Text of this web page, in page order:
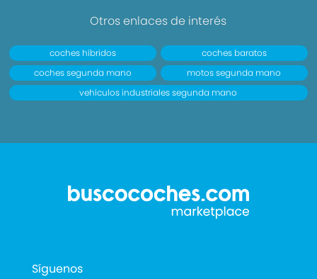
Otros enlaces de interés
coches híbridos
coches baratos
coches segunda mano
motos segunda mano
vehículos industriales segunda mano
Síguenos